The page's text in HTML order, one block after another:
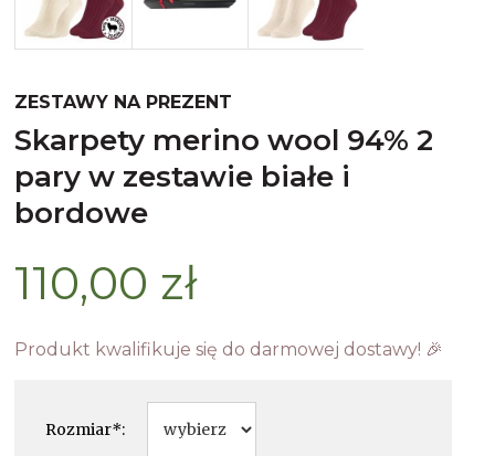
ZESTAWY NA PREZENT
skarpety merino wool 94% 2
pary w zestawie białe i
bordowe
110,00 zł
Produkt kwalifikuje się do darmowej dostawy! 🎉
Rozmiar*:
Bawełna merceryzowana